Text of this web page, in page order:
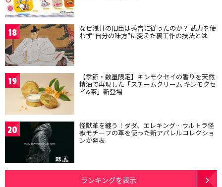
18 なぜ浅井の旧臣は秀吉に従ったのか？ 武力を使
わず“自分の味方”に変えた裏工作の技法とは
19 【季節・数量限定】キンモクセイの香りを天然
精油で再現した「スチームクリーム キンモクセ
イ&茶」新登場
20 怪獣革を纏う！ダダ、エレキング…ウルトラ怪
獣モチーフの革を使った新アパレルコレクショ
ンが発表
ランキングを表示